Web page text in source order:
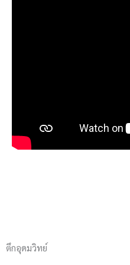
ตึกอุดมวิทย์